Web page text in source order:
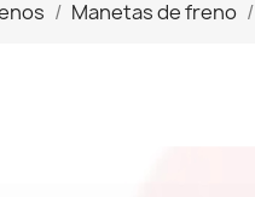
Manetas de freno